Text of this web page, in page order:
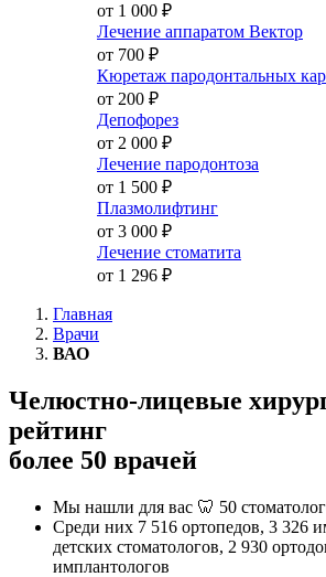
от 1 000 ₽
Лечение аппаратом Вектор
от 700 ₽
Кюретаж пародонтальных
от 200 ₽
Депофорез
от 2 000 ₽
Лечение пародонтоза
от 1 500 ₽
Плазмолифтинг
от 3 000 ₽
Лечение стоматита
от 1 296 ₽
Главная
Врачи
ВАО
Челюстно-лицевые
рейтинг
более 50 врачей
Мы нашли для вас 🦷 50
Среди них 7 516 ортопедов, 3 326
детских стоматологов, 2 930
имплантологов